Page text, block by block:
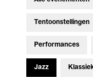
Tentoonstellingen
Performances
Jazz